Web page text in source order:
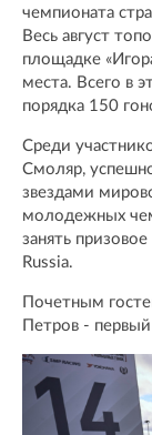
чемпионата
Весь август
площадке
места. Всего в
порядка 150
Среди
Смоляр,
звездами
молодежных
занять
Russia.
Почетным
Петров -